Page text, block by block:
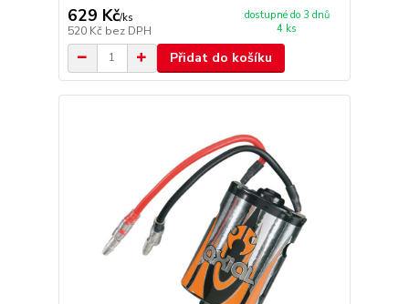
629 Kč/ks
520 Kč bez DPH
dostupné do 3 dnů
4 ks
Přidat do košíku